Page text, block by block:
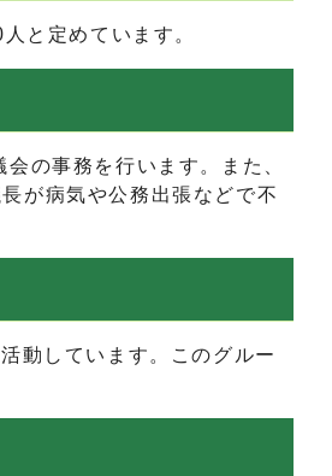
と定めています。
の事務を行います。また、
が病気や公務出張などで不
動しています。このグルー